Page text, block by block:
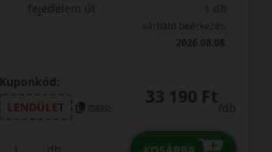
fejedelem út
1 db
várható beérkezés:
2026.08.08.
Kuponkód:
LENDÜLET
másol 33 190 Ft
/db